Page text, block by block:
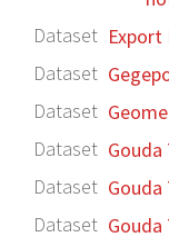
Dataset Export
Dataset
Dataset
Dataset
Dataset
Dataset